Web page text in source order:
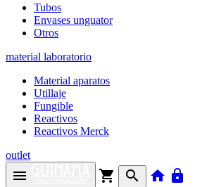
Tubos
Envases unguator
Otros
material laboratorio
Material aparatos
Utillaje
Fungible
Reactivos
Reactivos Merck
outlet
menu shopping_cart search home lock